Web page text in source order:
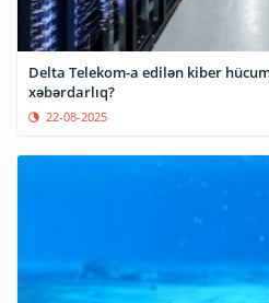
Delta Telekom-a edilən kiber
xəbərdarlıq?
22-08-2025